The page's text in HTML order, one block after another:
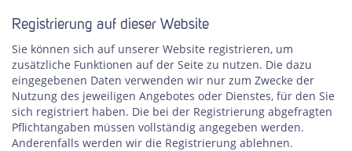
Registrierung auf dieser Website
Sie können sich auf unserer Website registrieren, um
zusätzliche Funktionen auf der Seite zu nutzen. Die dazu
eingegebenen Daten verwenden wir nur zum Zwecke der
Nutzung des jeweiligen Angebotes oder Dienstes, für den Sie
sich registriert haben. Die bei der Registrierung abgefragten
Pflichtangaben müssen vollständig angegeben werden.
Anderenfalls werden wir die Registrierung ablehnen.